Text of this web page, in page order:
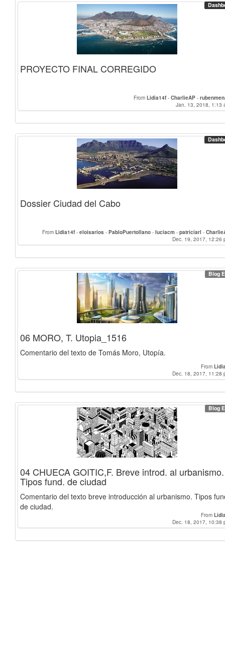
PROYECTO FINAL CORREGIDO
From Lidia14f - CharlieAP -
Jan. 13, 2018, 1:13
Dossier Ciudad del Cabo
From Lidia14f - eloisarios - PabloPuertollano - luciacm - patriciarl -
Pabloazpe-
Saradelgado-mariazrivas97-AndreaParra-bearuizc-Elisabeth68-
Dec. 19, 2017, 12:26
Blog
06 MORO, T. Utopia_1516
Comentario del texto de Tomás Moro, Utopía.
From
Dec. 18, 2017, 11:28
Blog
04 CHUECA GOITIC,F. Breve introd. al urbanismo.
Tipos fund. de ciudad
Comentario del texto breve introducción al urbanismo. Tipos
de ciudad.
From
Dec. 18, 2017, 10:38